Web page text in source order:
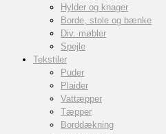
Hylder og knager
Borde, stole og bænke
Div. møbler
Spejle
Tekstiler
Puder
Plaider
Vattæpper
Tæpper
Borddækning